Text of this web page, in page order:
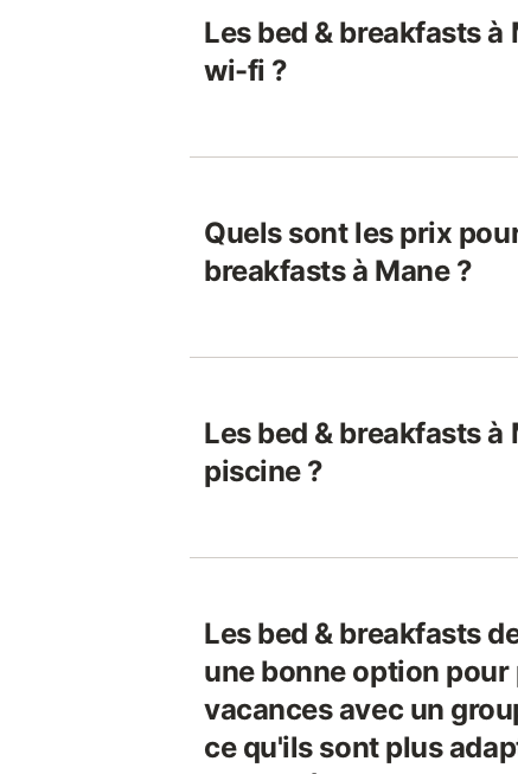
Les bed & breakfasts
wi-fi ?
Quels sont les prix
breakfasts à Mane ?
Les bed & breakfasts
piscine ?
Les bed & breakfasts
une bonne option
vacances avec un
ce qu'ils sont plus